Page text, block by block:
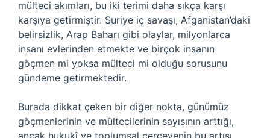
mülteci akımları, bu iki terimi daha sıkça karşı
karşıya getirmiştir. Suriye iç savaşı, Afganistan’daki
belirsizlik, Arap Baharı gibi olaylar, milyonlarca
insanı evlerinden etmekte ve birçok insanın
göçmen mi yoksa mülteci mi olduğu sorusunu
gündeme getirmektedir.
Burada dikkat çeken bir diğer nokta, günümüz
göçmenlerinin ve mültecilerinin sayısının arttığı,
ancak hukukî ve toplumsal çerçevenin bu artışı